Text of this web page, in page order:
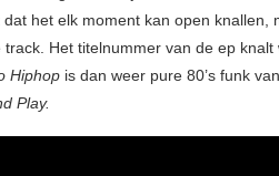
dat het elk moment kan open knallen,
Het titelnummer van de ep knalt
Hiphop is dan weer pure 80’s funk
Play.